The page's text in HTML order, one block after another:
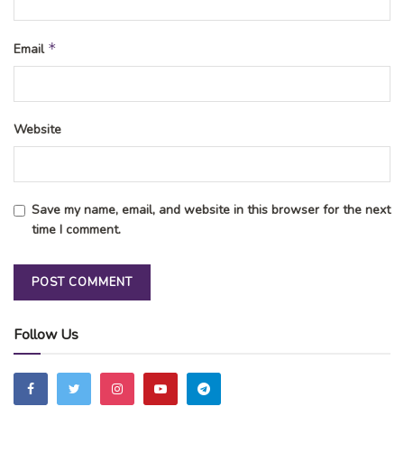
Email *
Website
Save my name, email, and website in this browser for the next
time I comment.
Follow Us